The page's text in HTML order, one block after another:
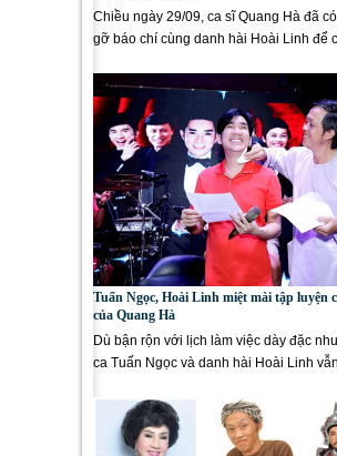
Chiều ngày 29/09, ca sĩ Quang Hà đã
gỡ báo chí cùng danh hài Hoài Linh để
Tuấn Ngọc, Hoài Linh miệt mài tập luyện
của Quang Hà
Dù bận rộn với lịch làm việc dày đặc
ca Tuấn Ngọc và danh hài Hoài Linh